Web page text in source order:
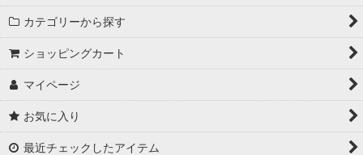
カテゴリーから探す
ショッピングカート
マイページ
お気に入り
最近チェックしたアイテム